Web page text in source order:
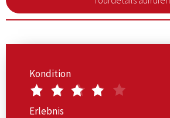
Kondition
Erlebnis